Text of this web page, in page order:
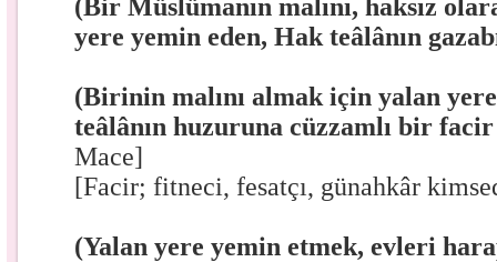
(Bir Müslümanın malını, haksız
yere yemin eden, Hak teâlânın
(Birinin malını almak için yalan
teâlânın huzuruna cüzzamlı bir
Mace]
[Facir; fitneci, fesatçı, günahkâr
(Yalan yere yemin etmek, evleri